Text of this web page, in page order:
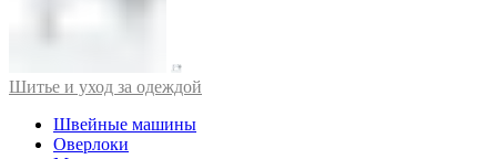
Шитье и уход за одеждой
Швейные машины
Оверлоки